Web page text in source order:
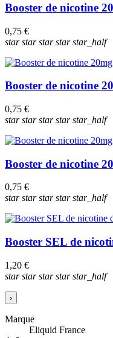
Booster de nicotine
0,75 €
starstarstarstarstar_half
Booster de nicotine
0,75 €
starstarstarstarstar_half
Booster de nicotine
0,75 €
starstarstarstarstar_half
Booster SEL de
1,20 €
starstarstarstarstar_half
›
Marque
Eliquid France